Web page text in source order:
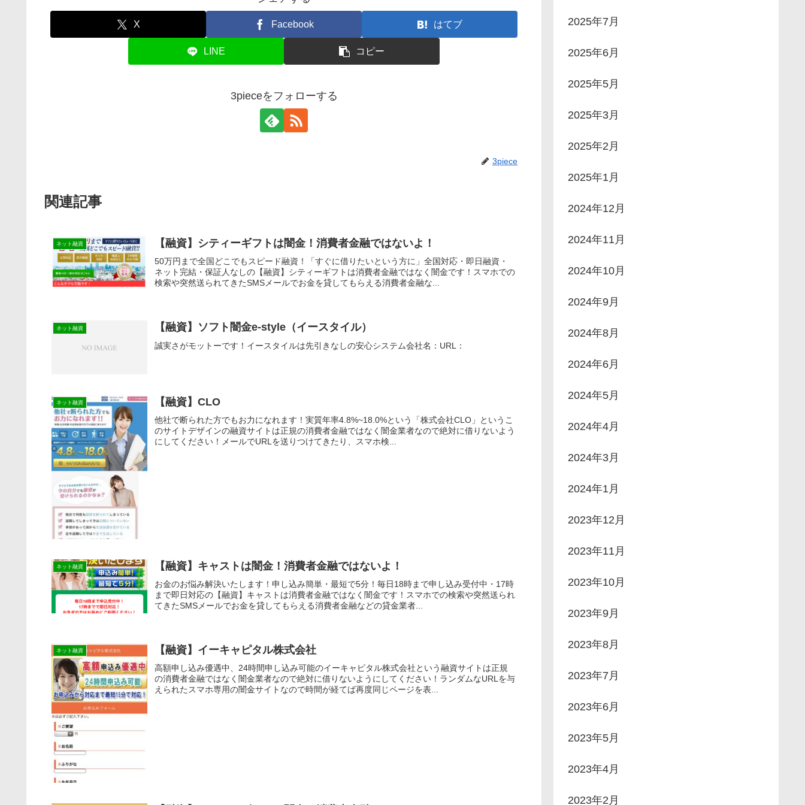
X Facebook はてブ
LINE コピー
3pieceをフォローする
3piece
関連記事
ネット融資 【融資】シティーギフトは闇金！消費者金融ではないよ！
50万円まで全国どこでもスピード融資！「すぐに借りたいという方に」全国対応・即日融資・
ネット完結・保証人なしの【融資】シティーギフトは消費者金融ではなく闇金です！スマホでの
検索や突然送られてきたSMSメールでお金を貸してもらえる消費者金融な...
ネット融資 【融資】ソフト闇金e-style（イースタイル）
誠実さがモットーです！イースタイルは先引きなしの安心システム会社名：URL：
ネット融資 【融資】CLO
他社で断られた方でもお力になれます！実質年率4.8%~18.0%という「株式会社CLO」というこ
のサイトデザインの融資サイトは正規の消費者金融ではなく闇金業者なので絶対に借りないよう
にしてください！メールでURLを送りつけてきたり、スマホ検...
ネット融資 【融資】キャストは闇金！消費者金融ではないよ！
お金のお悩み解決いたします！申し込み簡単・最短で5分！毎日18時まで申し込み受付中・17時
まで即日対応の【融資】キャストは消費者金融ではなく闇金です！スマホでの検索や突然送られ
てきたSMSメールでお金を貸してもらえる消費者金融などの貸金業者...
ネット融資 【融資】イーキャピタル株式会社
高額申し込み優遇中、24時間申し込み可能のイーキャピタル株式会社という融資サイトは正規
の消費者金融ではなく闇金業者なので絶対に借りないようにしてください！ランダムなURLを与
えられたスマホ専用の闇金サイトなので時間が経てば再度同じページを表...
2025年7月
2025年6月
2025年5月
2025年3月
2025年2月
2025年1月
2024年12月
2024年11月
2024年10月
2024年9月
2024年8月
2024年6月
2024年5月
2024年4月
2024年3月
2024年1月
2023年12月
2023年11月
2023年10月
2023年9月
2023年8月
2023年7月
2023年6月
2023年5月
2023年4月
2023年2月